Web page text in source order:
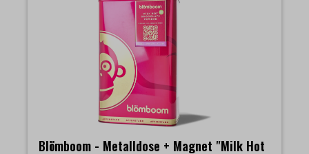
Blömboom - Metalldose + Magnet "Milk Hot